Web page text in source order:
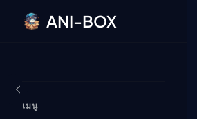
ข้ามไปยังเนื้อหา
ANI-BOX
เมนู